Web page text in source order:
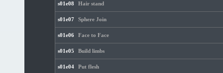
s01e08 Hair stand
s01e07 Sphere Join
s01e06 Face to Face
s01e05 Build limbs
s01e04 Put flesh